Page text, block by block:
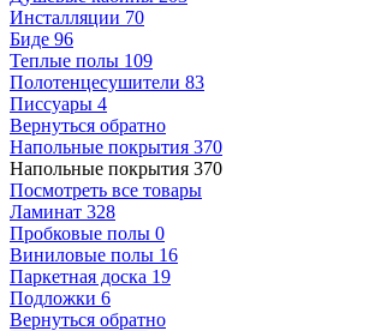
Инсталляции 70
Биде 96
Теплые полы 109
Полотенцесушители 83
Писсуары 4
Вернуться обратно
Напольные покрытия 370
Напольные покрытия 370
Посмотреть все товары
Ламинат 328
Пробковые полы 0
Виниловые полы 16
Паркетная доска 19
Подложки 6
Вернуться обратно